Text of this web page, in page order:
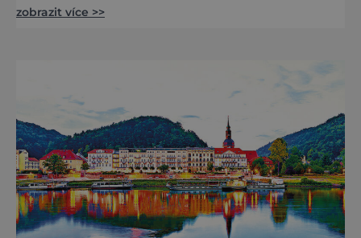
propojují pohyb, příroda, gastronomie a
cyklistických výletech podél řek, pěších
túrách s dalekými výhledy, rodinnýc
zobrazit více >>